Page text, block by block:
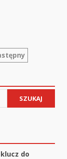
SZUKAJ
do